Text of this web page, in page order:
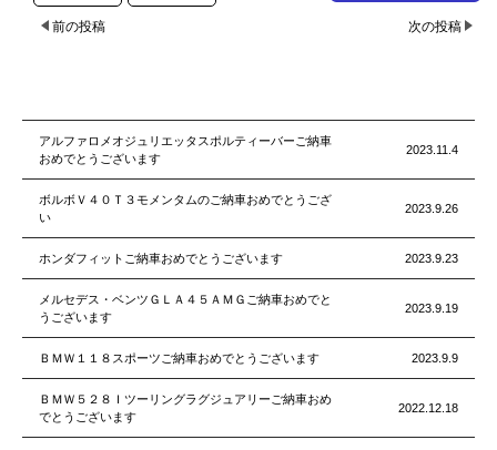
前の投稿 次の投稿
アルファロメオジュリエッタスポルティーバーご納車
おめでとうございます
2023.11.4
ボルボＶ４０Ｔ３モメンタムのご納車おめでとうござ
い
2023.9.26
ホンダフィットご納車おめでとうございます 2023.9.23
メルセデス・ベンツＧＬＡ４５ＡＭＧご納車おめでと
うございます
2023.9.19
ＢＭＷ１１８スポーツご納車おめでとうございます 2023.9.9
ＢＭＷ５２８Ｉツーリングラグジュアリーご納車おめ
でとうございます
2022.12.18